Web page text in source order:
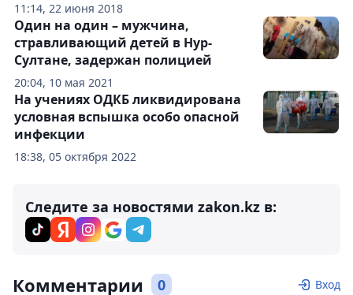
11:14, 22 июня 2018
20:04, 10 мая 2021
Один на один – мужчина,
стравливающий детей в Нур-
Султане, задержан полицией
18:38, 05 октября 2022
На учениях ОДКБ ликвидирована
условная вспышка особо опасной
инфекции
Следите за новостями zakon.kz в:
Комментарии 0 Вход